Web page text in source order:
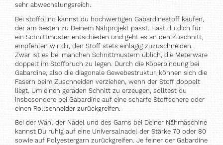
sehr abwechslungsreich.
Bei stoffolino kannst du hochwertigen Gabardinestoff kaufen,
der am besten zu Deinem Nähprojekt passt. Hast du dich für
ein Schnittmuster entschieden und geht es an den Zuschnitt,
empfehlen wir dir, den Stoff stets einlagig zuzuschneiden.
Zwar ist es bei manchen Schnittmustern üblich, die Meterware
doppelt im Stoffbruch zu legen. Durch die Köperbindung bei
Gabardine, also die diagonale Gewebestruktur, können sich die
Fasern beim Zuschneiden verziehen, wenn der Stoff doppelt
liegt. Um einen geraden Schnitt zu erzeugen, solltest du
insbesondere bei Gabardine auf eine scharfe Stoffschere oder
einen Rollschneider zurückgreifen.
Bei der Wahl der Nadel und des Garns bei Deiner Nähmaschine
kannst Du ruhig auf eine Universalnadel der Stärke 70 oder 80
sowie auf Polyestergarn zurückgreifen. Je feiner der Gabardine